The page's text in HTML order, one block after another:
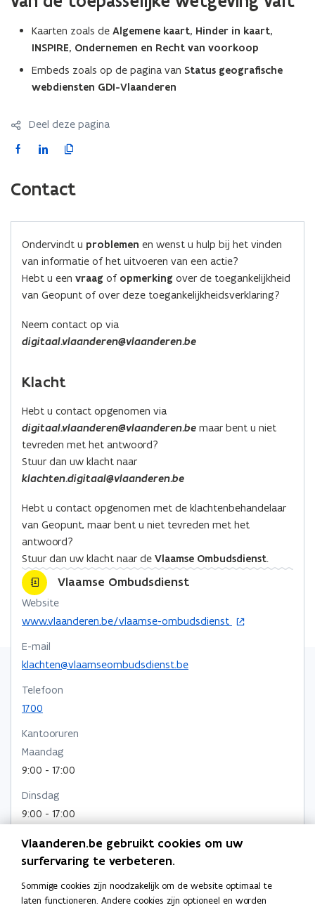
Kaarten zoals de Algemene kaart, Hinder in kaart,
INSPIRE, Ondernemen en Recht van voorkoop
Embeds zoals op de pagina van Status geografische
webdiensten GDI-Vlaanderen
Deel deze pagina
F
c
e
L
k
i
n
o
p
n
t
n
i
e
u
w
v
e
e
r
K
i
r
l
i
n
n
a
r
l
e
m
b
o
Contact
Ondervindt u problemen en wenst u hulp bij het vinden
van informatie of het uitvoeren van een actie?
Hebt u een vraag of opmerking over de toegankelijkheid
van Geopunt of over deze toegankelijkheidsverklaring?
Neem contact op via
digitaal.vlaanderen@vlaanderen.be
Klacht
Hebt u contact opgenomen via
digitaal.vlaanderen@vlaanderen.be maar bent u niet
tevreden met het antwoord?
Stuur dan uw klacht naar
klachten.digitaal@vlaanderen.be
Hebt u contact opgenomen met de klachtenbehandelaar
van Geopunt, maar bent u niet tevreden met het
antwoord?
Stuur dan uw klacht naar de Vlaamse Ombudsdienst.
Vlaamse Ombudsdienst
Website
www.vlaanderen.be/vlaamse-ombudsdienst
o
e
n
n
i
e
u
v
e
n
s
t
r
E-mail
klachten@vlaamseombudsdienst.be
Telefoon
1700
Kantooruren
Maandag
9:00 - 17:00
Dinsdag
9:00 - 17:00
Woensdag
9:00 - 17:00
Donderdag
9:00 - 17:00
Vlaanderen.be gebruikt cookies om uw
surfervaring te verbeteren.
Sommige cookies zijn noodzakelijk om de website optimaal te
laten functioneren. Andere cookies zijn optioneel en worden